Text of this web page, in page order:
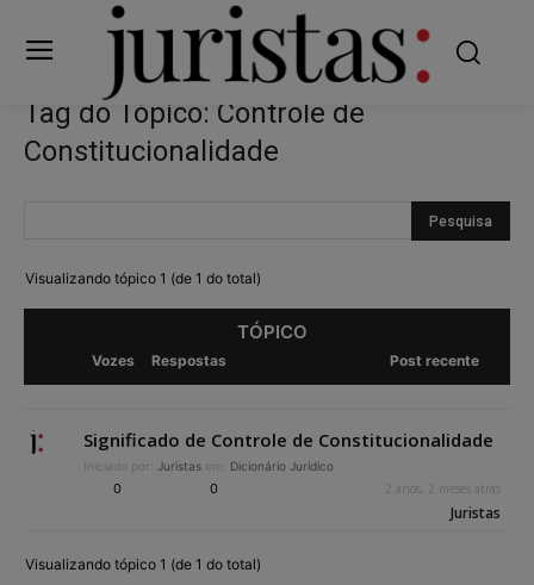
Tag do Tópico: Controle de
Constitucionalidade
Visualizando tópico 1 (de 1 do total)
TÓPICO
Vozes Respostas Post recente
Significado de Controle de Constitucionalidade
Iniciado por: Juristas em: Dicionário Jurídico
0 0 2 anos, 2 meses atrás
Juristas
Visualizando tópico 1 (de 1 do total)